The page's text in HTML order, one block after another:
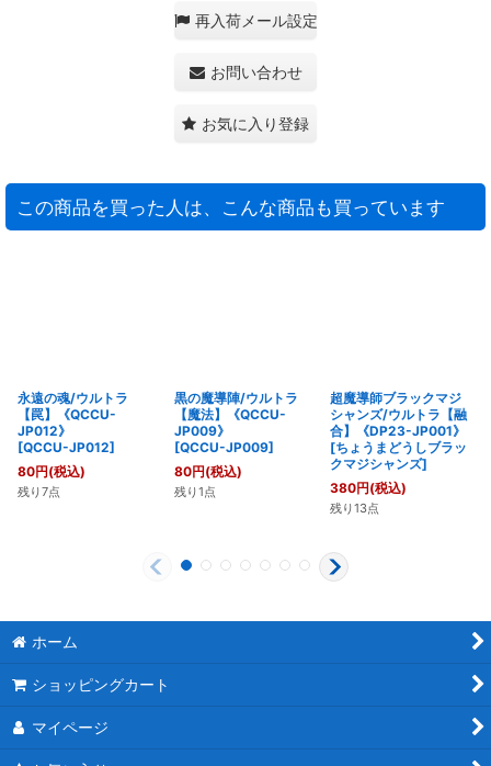
再入荷メール設定
お問い合わせ
お気に入り登録
この商品を買った人は、こんな商品も買っています
永遠の魂/ウルトラ
【罠】《QCCU-
JP012》
[QCCU-JP012]
80円(税込)
残り7点
黒の魔導陣/ウルトラ
【魔法】《QCCU-
JP009》
[QCCU-JP009]
80円(税込)
残り1点
超魔導師ブラックマジ
シャンズ/ウルトラ【融
合】《DP23-JP001》
[ちょうまどうしブラッ
クマジシャンズ]
380円(税込)
残り13点
ホーム
ショッピングカート
マイページ